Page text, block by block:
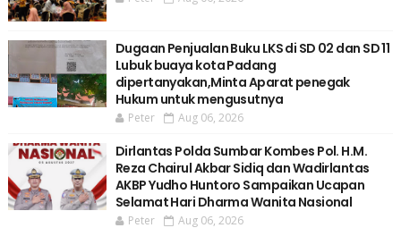
Dugaan Penjualan Buku LKS di SD 02 dan SD 11
Lubuk buaya kota Padang
dipertanyakan,Minta Aparat penegak
Hukum untuk mengusutnya
Peter Aug 06, 2026
Dirlantas Polda Sumbar Kombes Pol. H.M.
Reza Chairul Akbar Sidiq dan Wadirlantas
AKBP Yudho Huntoro Sampaikan Ucapan
Selamat Hari Dharma Wanita Nasional
Peter Aug 06, 2026